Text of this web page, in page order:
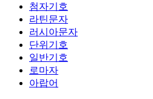
첨자기호
라틴문자
러시아문자
단위기호
일반기호
로마자
아랍어